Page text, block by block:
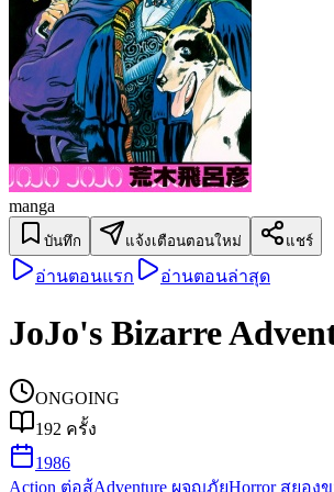
manga
บันทึก แจ้งเตือนตอนใหม่ แชร์
อ่านตอนแรก อ่านตอนล่าสุด
JoJo's Bizarre
ONGOING
192 ครั้ง
1986
Action ต่อสู้Adventure ผจญภัยHorror สยอง